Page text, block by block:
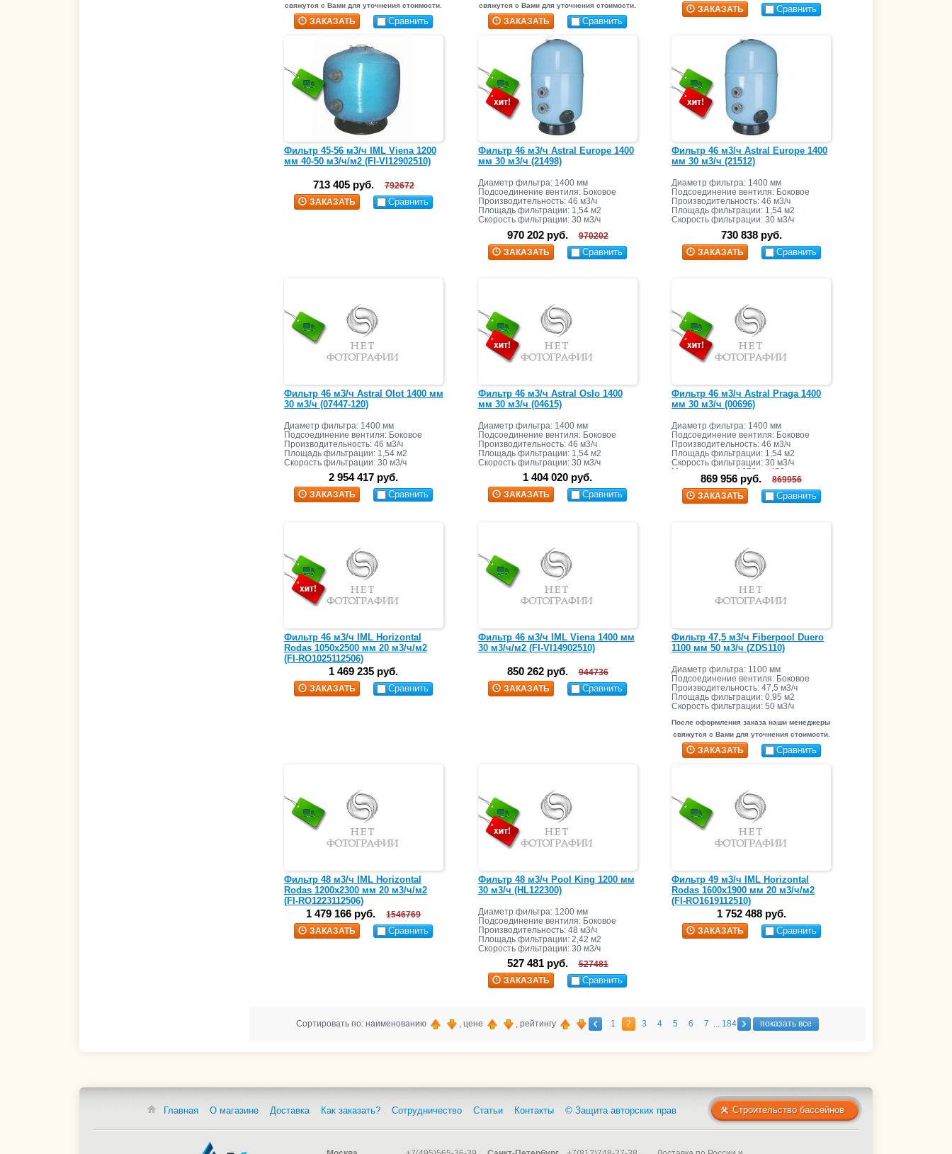
свяжутся с Вами для уточнения стоимости.
ЗАКАЗАТЬ Сравнить
свяжутся с Вами для уточнения стоимости.
ЗАКАЗАТЬ Сравнить
ЗАКАЗАТЬ
Сравнить
Фильтр 45-56 м3/ч IML Viena 1200
мм 40-50 м3/ч/м2 (FI-VI12902510)
713 405 руб.
792672
ЗАКАЗАТЬ
Сравнить
Фильтр 46 м3/ч Astral Europe 1400
мм 30 м3/ч (21498)
Диаметр фильтра: 1400 мм
Подсоединение вентиля: Боковое
Производительность: 46 м3/ч
Площадь фильтрации: 1,54 м2
Скорость фильтрации: 30 м3/ч
970 202 руб.
970202
ЗАКАЗАТЬ
Сравнить
Фильтр 46 м3/ч Astral Europe 1400
мм 30 м3/ч (21512)
Диаметр фильтра: 1400 мм
Подсоединение вентиля: Боковое
Производительность: 46 м3/ч
Площадь фильтрации: 1,54 м2
Скорость фильтрации: 30 м3/ч
730 838 руб.
ЗАКАЗАТЬ Сравнить
Фильтр 46 м3/ч Astral Olot 1400 мм
30 м3/ч (07447-120)
Диаметр фильтра: 1400 мм
Подсоединение вентиля: Боковое
Производительность: 46 м3/ч
Площадь фильтрации: 1,54 м2
Скорость фильтрации: 30 м3/ч
2 954 417 руб.
ЗАКАЗАТЬ Сравнить
Фильтр 46 м3/ч Astral Oslo 1400
мм 30 м3/ч (04615)
Диаметр фильтра: 1400 мм
Подсоединение вентиля: Боковое
Производительность: 46 м3/ч
Площадь фильтрации: 1,54 м2
Скорость фильтрации: 30 м3/ч
1 404 020 руб.
ЗАКАЗАТЬ Сравнить
Фильтр 46 м3/ч Astral Praga 1400
мм 30 м3/ч (00696)
Диаметр фильтра: 1400 мм
Подсоединение вентиля: Боковое
Производительность: 46 м3/ч
Площадь фильтрации: 1,54 м2
Скорость фильтрации: 30 м3/ч
Масса засыпки: 1650 кг+450 кг
869 956 руб.
869956
ЗАКАЗАТЬ
Сравнить
Фильтр 46 м3/ч IML Horizontal
Rodas 1050х2500 мм 20 м3/ч/м2
(FI-RO1025112506)
1 469 235 руб.
ЗАКАЗАТЬ Сравнить
Фильтр 46 м3/ч IML Viena 1400 мм
30 м3/ч/м2 (FI-VI14902510)
850 262 руб.
944736
ЗАКАЗАТЬ
Сравнить
Фильтр 47,5 м3/ч Fiberpool Duero
1100 мм 50 м3/ч (ZDS110)
Диаметр фильтра: 1100 мм
Подсоединение вентиля: Боковое
Производительность: 47,5 м3/ч
Площадь фильтрации: 0,95 м2
Скорость фильтрации: 50 м3/ч
После оформления заказа наши менеджеры
свяжутся с Вами для уточнения стоимости.
ЗАКАЗАТЬ Сравнить
Фильтр 48 м3/ч IML Horizontal
Rodas 1200х2300 мм 20 м3/ч/м2
(FI-RO1223112506)
1 479 166 руб.
1546769
ЗАКАЗАТЬ
Сравнить
Фильтр 48 м3/ч Pool King 1200 мм
30 м3/ч (HL122300)
Диаметр фильтра: 1200 мм
Подсоединение вентиля: Боковое
Производительность: 48 м3/ч
Площадь фильтрации: 2,42 м2
Скорость фильтрации: 30 м3/ч
527 481 руб.
527481
ЗАКАЗАТЬ
Сравнить
Фильтр 49 м3/ч IML Horizontal
Rodas 1600х1900 мм 20 м3/ч/м2
(FI-RO1619112510)
1 752 488 руб.
ЗАКАЗАТЬ Сравнить
Сортировать по: наименованию , цене , рейтингу 1 2 3 4 5 6 7 184 показать все
Строительство бассейнов
Главная О магазине Доставка Как заказать? Сотрудничество Статьи Контакты © Защита авторских прав